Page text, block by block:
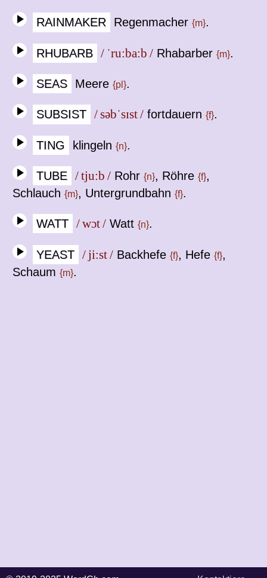
RAINMAKER Regenmacher {m}.
RHUBARB / ˈru:ba:b / Rhabarber {m}.
SEAS Meere {pl}.
SUBSIST / səbˈsɪst / fortdauern {f}.
TING klingeln {n}.
TUBE / tju:b / Rohr {n}, Röhre {f},
Schlauch {m}, Untergrundbahn {f}.
WATT / wɔt / Watt {n}.
YEAST / ji:st / Backhefe {f}, Hefe {f},
Schaum {m}.